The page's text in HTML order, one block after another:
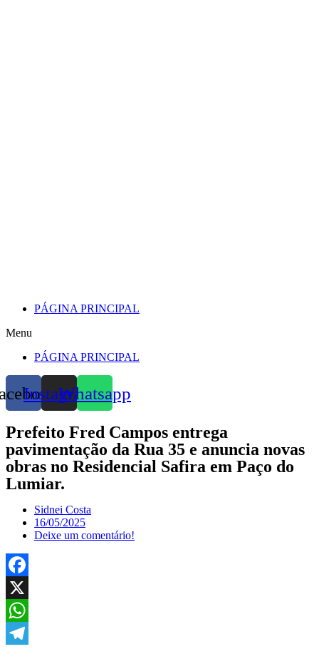
PÁGINA PRINCIPAL
Menu
PÁGINA PRINCIPAL
InstagramWhatsapp
Prefeito Fred Campos entrega
pavimentação da Rua 35 e anuncia novas
obras no Residencial Safira em Paço do
Lumiar.
Sidnei Costa
16/05/2025
Deixe um comentário!
Facebook
X
WhatsApp